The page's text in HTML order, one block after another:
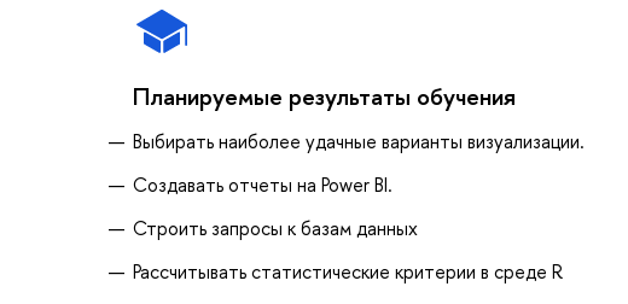
Планируемые результаты обучения
Выбирать наиболее удачные варианты визуализации.
Создавать отчеты на Power BI.
Строить запросы к базам данных
Рассчитывать статистические критерии в среде R